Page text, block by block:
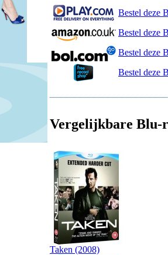
Bestel deze
Bestel deze
Bestel deze
Bestel deze
Vergelijkbare Blu-
Taken (2008)